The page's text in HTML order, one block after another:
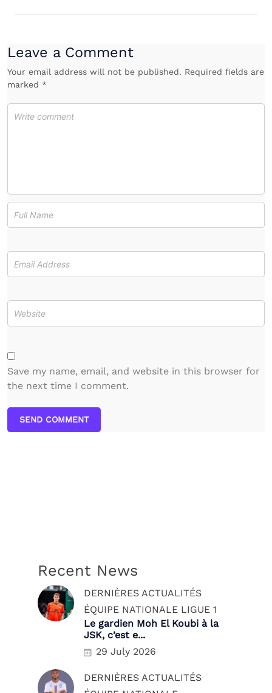
Leave a Comment
Your email address will not be published. Required fields are
marked *
Save my name, email, and website in this browser for
the next time I comment.
SEND COMMENT
Recent News
DERNIÈRES ACTUALITÉS
ÉQUIPE NATIONALE LIGUE 1
Le gardien Moh El Koubi à la
JSK, c’est e...
29 July 2026
DERNIÈRES ACTUALITÉS